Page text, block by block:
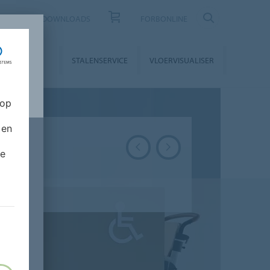
&
STALENSERVICE VLOERVISUALISER